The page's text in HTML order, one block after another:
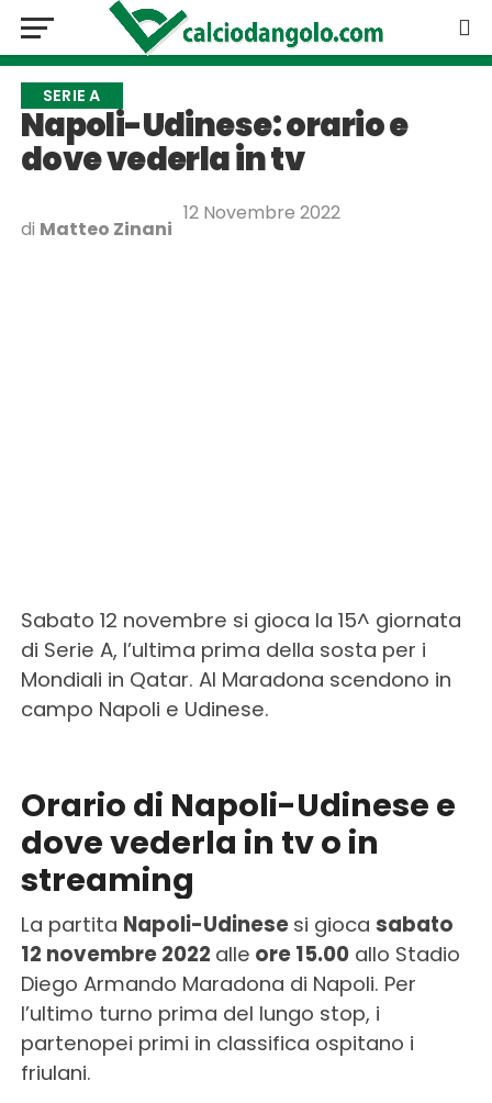
SERIE A
Napoli-Udinese: orario e
dove vederla in tv
di Matteo Zinani
12 Novembre 2022
Sabato 12 novembre si gioca la 15^ giornata
di Serie A, l’ultima prima della sosta per i
Mondiali in Qatar. Al Maradona scendono in
campo Napoli e Udinese.
Orario di Napoli-Udinese e
dove vederla in tv o in
streaming
La partita Napoli-Udinese si gioca sabato
12 novembre 2022 alle ore 15.00allo Stadio
Diego Armando Maradona di Napoli. Per
l’ultimo turno prima del lungo stop, i
partenopei primi in classifica ospitano i
friulani.